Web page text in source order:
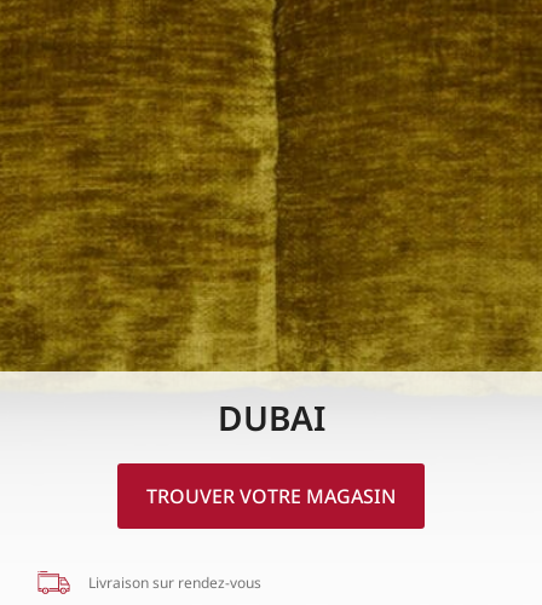
DUBAI
TROUVER VOTRE MAGASIN
Livraison sur rendez-vous